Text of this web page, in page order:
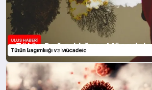
Tütün Bağımlılığı ve Mücadele